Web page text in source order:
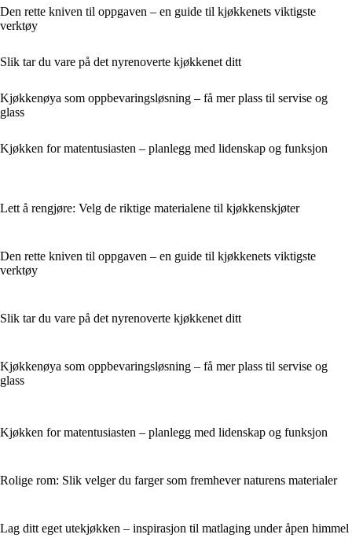
Den rette kniven til oppgaven – en guide til kjøkkenets viktigste
verktøy
Slik tar du vare på det nyrenoverte kjøkkenet ditt
Kjøkkenøya som oppbevaringsløsning – få mer plass til servise og
glass
Kjøkken for matentusiasten – planlegg med lidenskap og funksjon
Lett å rengjøre: Velg de riktige materialene til kjøkkenskjøter
Den rette kniven til oppgaven – en guide til kjøkkenets viktigste
verktøy
Slik tar du vare på det nyrenoverte kjøkkenet ditt
Kjøkkenøya som oppbevaringsløsning – få mer plass til servise og
glass
Kjøkken for matentusiasten – planlegg med lidenskap og funksjon
Rolige rom: Slik velger du farger som fremhever naturens materialer
Lag ditt eget utekjøkken – inspirasjon til matlaging under åpen himmel